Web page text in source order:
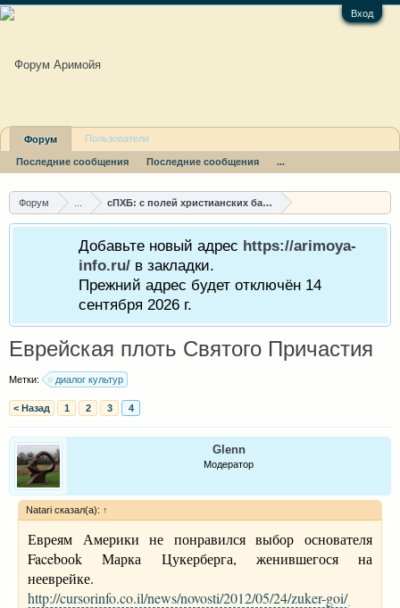
Вход
Форум сПХБ: с полей христианских баталий
Добавьте новый адрес https://arimoya-
info.ru/ в закладки.
Прежний адрес будет отключён 14
сентября 2026 г.
Еврейская плоть Святого Причастия
Метки: диалог культур
< Назад 1 2 3 4
Glenn
Модератор
Natari сказал(а): ↑
Евреям Америки не понравился выбор основателя
Facebооk Марка Цукерберга, женившегося на
нееврейке.
http://cursorinfo.co.il/news/novosti/2012/05/24/zuker-goi/
Форум
Последние сообщения Последние сообщения ...
Пользователи